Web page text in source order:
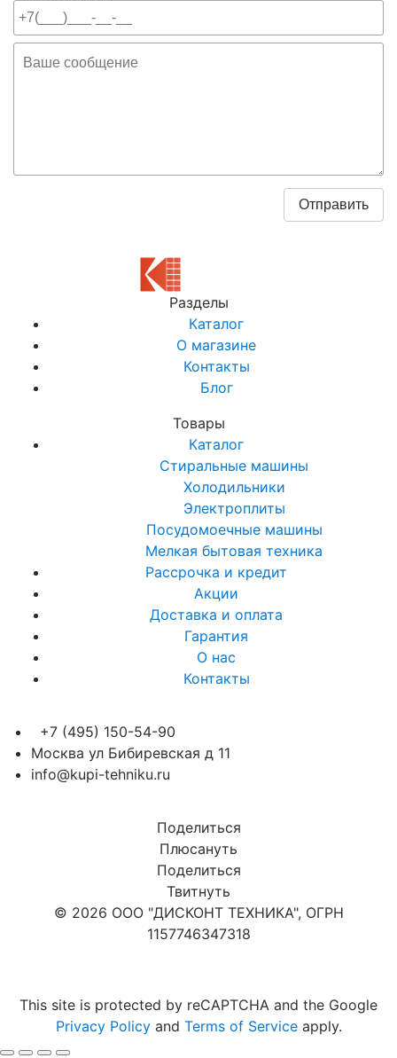
Разделы
Каталог
О магазине
Контакты
Блог
Товары
Каталог
Стиральные машины
Холодильники
Электроплиты
Посудомоечные машины
Мелкая бытовая техника
Рассрочка и кредит
Акции
Доставка и оплата
Гарантия
О нас
Контакты
+7 (495) 150-54-90
Москва ул Бибиревская д 11
info@kupi-tehniku.ru
Поделиться
Плюсануть
Поделиться
Твитнуть
© 2026 ООО "ДИСКОНТ ТЕХНИКА", ОГРН
1157746347318
This site is protected by reCAPTCHA and the Google
Privacy Policyand Terms of Serviceapply.